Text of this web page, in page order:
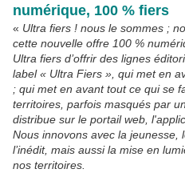
numérique, 100 % fiers
« Ultra fiers ! nous le sommes ;
cette nouvelle offre 100 %
Ultra fiers d’offrir des lignes
label « Ultra Fiers », qui met en
; qui met en avant tout ce qui se
territoires, parfois masqués par
distribue sur le portail web,
Nous innovons avec la jeunesse,
l’inédit, mais aussi la mise en
nos territoires.